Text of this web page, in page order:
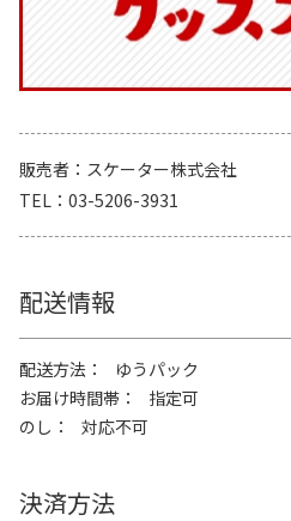
販売者
スケーター株式会社
TEL
03-5206-3931
配送情報
配送方法
ゆうパック
お届け時間帯
指定可
のし
対応不可
決済方法